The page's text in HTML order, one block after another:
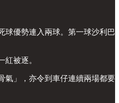
球優勢連入兩球。第一球沙利巴
被逐。
」，亦令到車仔連續兩場都要